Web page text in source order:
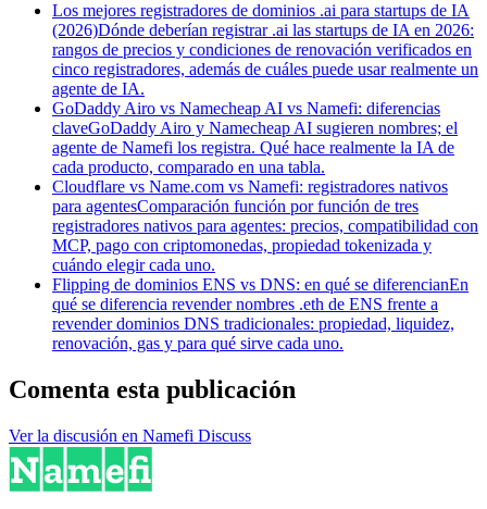
Los mejores registradores de dominios .ai para startups de IA
(2026)Dónde deberían registrar .ai las startups de IA en 2026:
rangos de precios y condiciones de renovación verificados en
cinco registradores, además de cuáles puede usar realmente un
agente de IA.
GoDaddy Airo vs Namecheap AI vs Namefi: diferencias
claveGoDaddy Airo y Namecheap AI sugieren nombres; el
agente de Namefi los registra. Qué hace realmente la IA de
cada producto, comparado en una tabla.
Cloudflare vs Name.com vs Namefi: registradores nativos
para agentesComparación función por función de tres
registradores nativos para agentes: precios, compatibilidad con
MCP, pago con criptomonedas, propiedad tokenizada y
cuándo elegir cada uno.
Flipping de dominios ENS vs DNS: en qué se diferencianEn
qué se diferencia revender nombres .eth de ENS frente a
revender dominios DNS tradicionales: propiedad, liquidez,
renovación, gas y para qué sirve cada uno.
Comenta esta publicación
Ver la discusión en Namefi Discuss